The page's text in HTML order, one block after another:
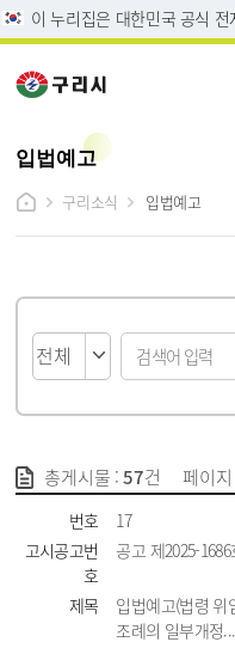
이 누리집은 대한민국 공식
입법예고
구리소식
입법예고
총게시물 :57건 페이지
번호
17
고시공고번
호
공고 제2025-1686
제목
입법예고(법령 위
조례의 일부개정...